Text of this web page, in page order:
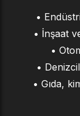
•
• İnşaat
•
•
• Gıda,